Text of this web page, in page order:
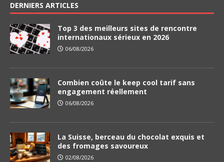
DERNIERS ARTICLES
Top 3 des meilleurs sites de rencontre
internationaux sérieux en 2026
06/08/2026
Combien coûte le keep cool tarif sans
engagement réellement
06/08/2026
La Suisse, berceau du chocolat exquis et
des fromages savoureux
02/08/2026